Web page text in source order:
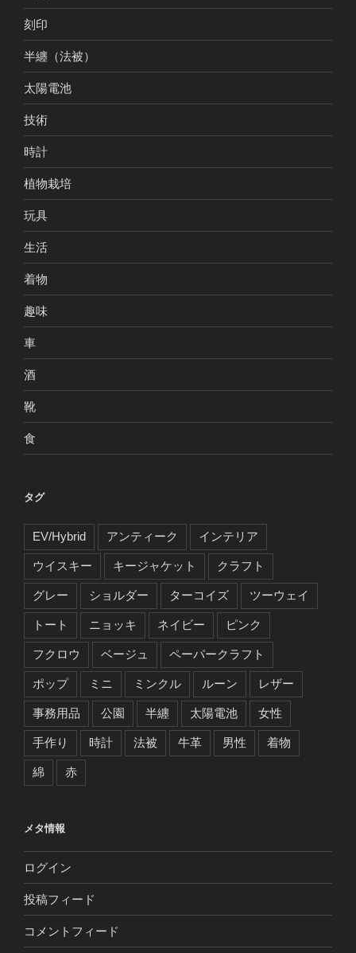
刻印
半纏（法被）
太陽電池
技術
時計
植物栽培
玩具
生活
着物
趣味
車
酒
靴
食
タグ
EV/Hybrid アンティーク インテリア
ウイスキー キージャケット クラフト
グレー ショルダー ターコイズ ツーウェイ
トート ニョッキ ネイビー ピンク
フクロウ ベージュ ペーパークラフト
ポップ ミニ ミンクル ルーン レザー
事務用品 公園 半纏 太陽電池 女性
手作り 時計 法被 牛革 男性 着物
綿 赤
メタ情報
ログイン
投稿フィード
コメントフィード